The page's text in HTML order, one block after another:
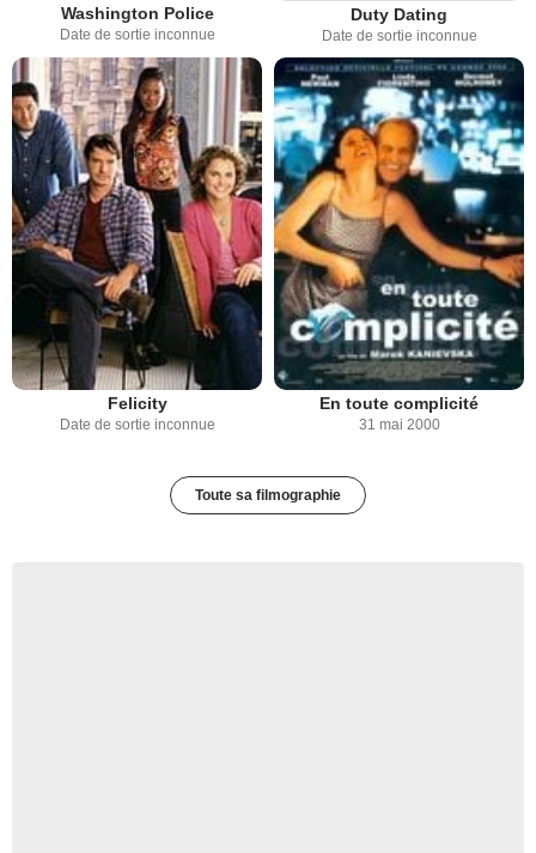
Washington Police
Date de sortie inconnue
Duty Dating
Date de sortie inconnue
Felicity
Date de sortie inconnue
En toute complicité
31 mai 2000
Toute sa filmographie